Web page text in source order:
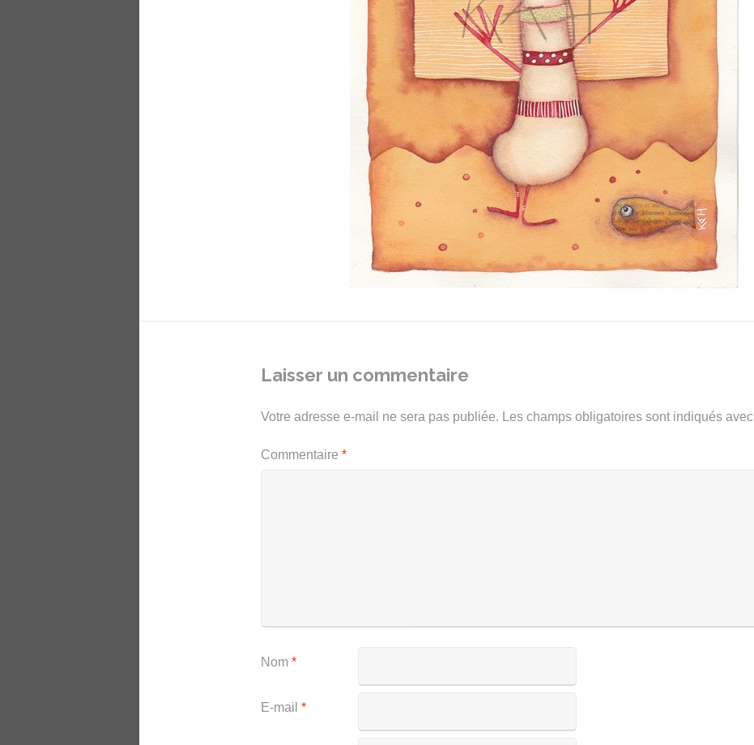
Laisser un commentaire
Votre adresse e-mail ne sera pas publiée. Les champs obligatoires sont indiqués avec
Commentaire *
Nom *
E-mail *